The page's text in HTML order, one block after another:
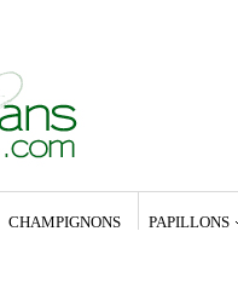
Articles
CHAMPIGNONS PAPILLONS